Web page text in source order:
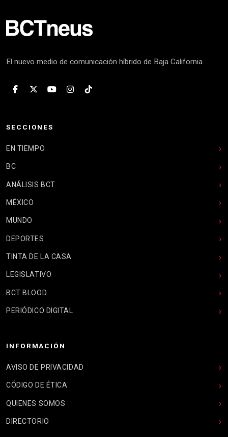
El nuevo medio de comunicación híbrido de Baja California.
SECCIONES
EN TIEMPO
BC
ANÁLISIS BCT
MÉXICO
MUNDO
DEPORTES
TINTA DE LA CASA
LEGISLATIVO
BCT BLOOD
PERIÓDICO DIGITAL
INFORMACIÓN
AVISO DE PRIVACIDAD
CÓDIGO DE ÉTICA
QUIENES SOMOS
DIRECTORIO